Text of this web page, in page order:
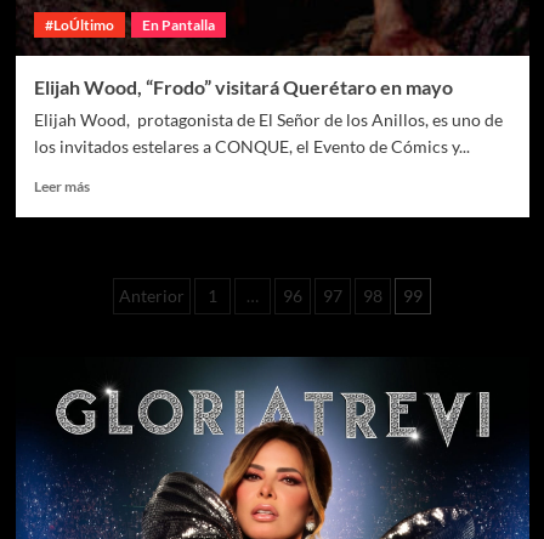
#LoÚltimo En Pantalla
Elijah Wood, “Frodo” visitará Querétaro en mayo
Elijah Wood, protagonista de El Señor de los Anillos, es uno de
los invitados estelares a CONQUE, el Evento de Cómics y...
Leer más
Anterior 1 … 96 97 98 99